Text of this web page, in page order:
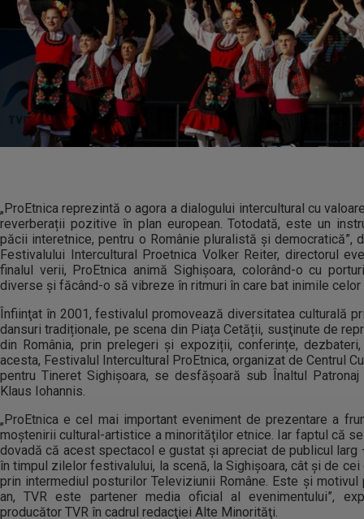
„ProEtnica reprezintă o agora a dialogului intercultural cu
reverberații pozitive în plan european. Totodată, este un
păcii interetnice, pentru o Românie pluralistă și democratică”,
Festivalului Intercultural Proetnica Volker Reiter, directorul
finalul verii, ProEtnica animă Sighişoara, colorând-o cu
diverse şi făcând-o să vibreze în ritmuri în care bat inimile celor
Înfiinţat în 2001, festivalul promovează diversitatea culturală
dansuri tradiționale, pe scena din Piața Cetății, susţinute de
din România, prin prelegeri și expoziții, conferințe,
acesta, Festivalul Intercultural ProEtnica, organizat de Centrul
pentru Tineret Sighișoara, se desfășoară sub Înaltul
Klaus Iohannis.
„ProEtnica e cel mai important eveniment de prezentare a
moştenirii cultural-artistice a minorităţilor etnice. Iar faptul că
dovadă că acest spectacol e gustat şi apreciat de publicul larg
în timpul zilelor festivalului, la scenă, la Sighişoara, cât şi de
prin intermediul posturilor Televiziunii Române. Este şi motivul
an, TVR este partener media oficial al evenimentului”,
producător TVR în cadrul redacţiei Alte Minorităţi.